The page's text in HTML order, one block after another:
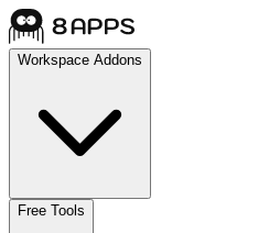
Workspace Addons
Free Tools